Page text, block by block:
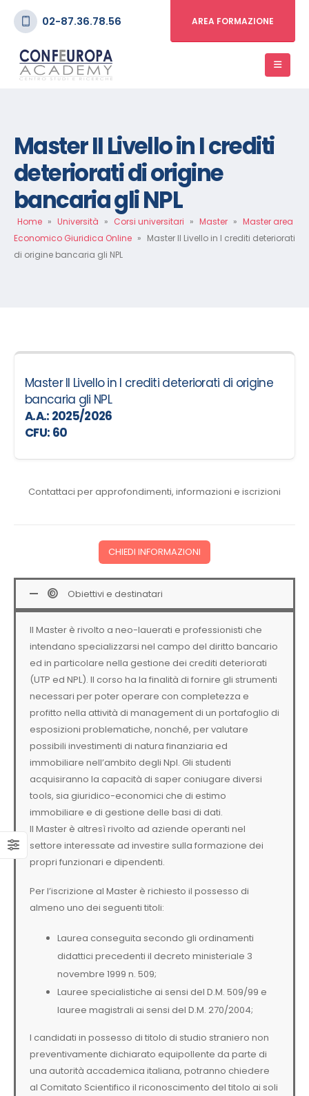
02-87.36.78.56 AREA FORMAZIONE
Master II Livello in I crediti
deteriorati di origine
bancaria gli NPL
Home » Università » Corsi universitari » Master » Master area
Economico Giuridica Online » Master II Livello in I crediti deteriorati
di origine bancaria gli NPL
Master II Livello in I crediti deteriorati di origine
bancaria gli NPL
A.A.: 2025/2026
CFU: 60
Contattaci per approfondimenti, informazioni e iscrizioni
CHIEDI INFORMAZIONI
Obiettivi e destinatari
Il Master è rivolto a neo-lauerati e professionisti che
intendano specializzarsi nel campo del diritto bancario
ed in particolare nella gestione dei crediti deteriorati
(UTP ed NPL). Il corso ha la finalità di fornire gli strumenti
necessari per poter operare con completezza e
profitto nella attività di management di un portafoglio di
esposizioni problematiche, nonché, per valutare
possibili investimenti di natura finanziaria ed
immobiliare nell’ambito degli Npl. Gli studenti
acquisiranno la capacità di saper coniugare diversi
tools, sia giuridico-economici che di estimo
immobiliare e di gestione delle basi di dati.
Il Master è altresì rivolto ad aziende operanti nel
settore interessate ad investire sulla formazione dei
propri funzionari e dipendenti.
Per l’iscrizione al Master è richiesto il possesso di
almeno uno dei seguenti titoli:
Laurea conseguita secondo gli ordinamenti
didattici precedenti il decreto ministeriale 3
novembre 1999 n. 509;
Lauree specialistiche ai sensi del D.M. 509/99 e
lauree magistrali ai sensi del D.M. 270/2004;
I candidati in possesso di titolo di studio straniero non
preventivamente dichiarato equipollente da parte di
una autorità accademica italiana, potranno chiedere
al Comitato Scientifico il riconoscimento del titolo ai soli